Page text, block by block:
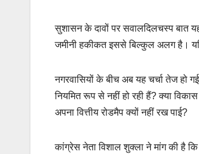
सुशासन के दावों पर सवालदिलचस्प बात
जमीनी हकीकत इससे बिल्कुल अलग है।
नगरवासियों के बीच अब यह चर्चा तेज हो
नियमित रूप से नहीं हो रही हैं? क्या
अपना वित्तीय रोडमैप क्यों नहीं रख पाई?
कांग्रेस नेता विशाल शुक्ला ने मांग की है